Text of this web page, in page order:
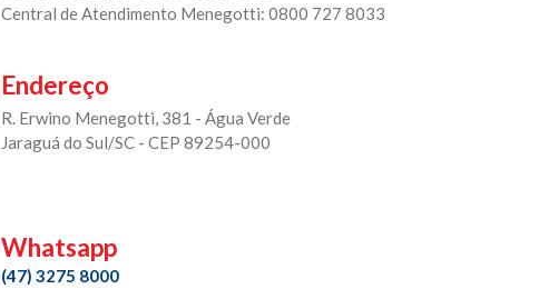
Central de Atendimento Menegotti: 0800 727 8033
Endereço
R. Erwino Menegotti, 381 - Água Verde
Jaraguá do Sul/SC - CEP 89254-000
Whatsapp
(47) 3275 8000